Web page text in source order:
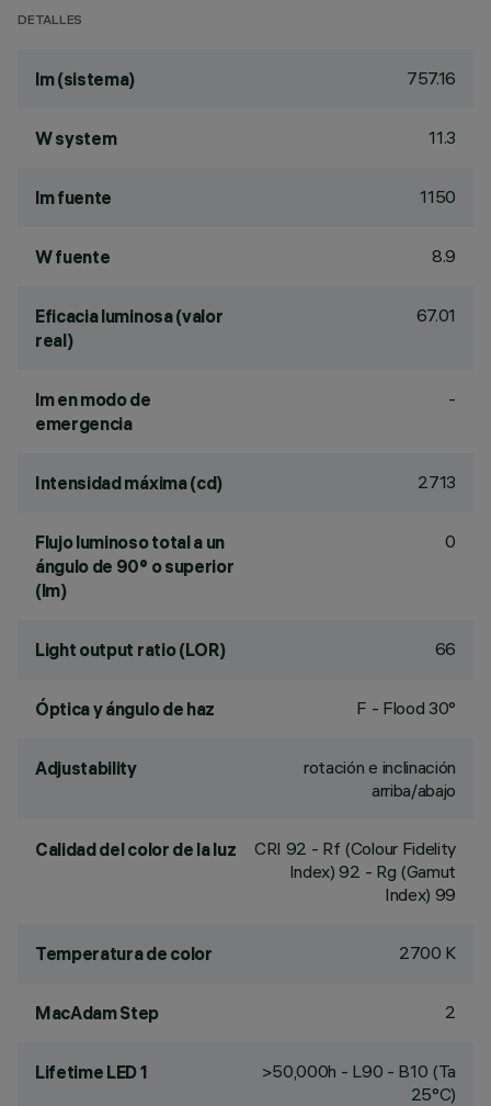
DETALLES
lm (sistema) 757.16
W system 11.3
lm fuente 1150
W fuente 8.9
Eficacia luminosa (valor
real)
67.01
lm en modo de
emergencia
-
Intensidad máxima (cd) 2713
Flujo luminoso total a un
ángulo de 90° o superior
(lm)
0
Light output ratio (LOR) 66
Óptica y ángulo de haz F - Flood 30°
Adjustability
rotación e inclinación
arriba/abajo
Calidad del color de la luz CRI 92 - Rf (Colour Fidelity
Index) 92 - Rg (Gamut
Index) 99
Temperatura de color 2700 K
MacAdam Step 2
Lifetime LED 1
>50,000h - L90 - B10 (Ta
25°C)